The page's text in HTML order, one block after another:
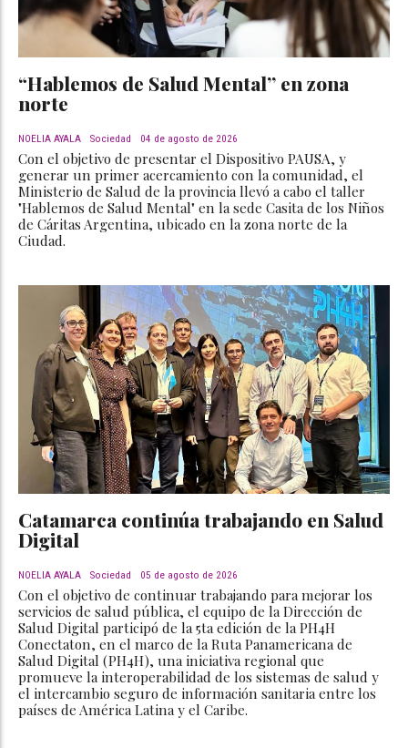
“Hablemos de Salud Mental” en zona
norte
NOELIA AYALA Sociedad 04 de agosto de 2026
Con el objetivo de presentar el Dispositivo PAUSA, y
generar un primer acercamiento con la comunidad, el
Ministerio de Salud de la provincia llevó a cabo el taller
"Hablemos de Salud Mental" en la sede Casita de los Niños
de Cáritas Argentina, ubicado en la zona norte de la
Ciudad.
Catamarca continúa trabajando en Salud
Digital
NOELIA AYALA Sociedad 05 de agosto de 2026
Con el objetivo de continuar trabajando para mejorar los
servicios de salud pública, el equipo de la Dirección de
Salud Digital participó de la 5ta edición de la PH4H
Conectaton, en el marco de la Ruta Panamericana de
Salud Digital (PH4H), una iniciativa regional que
promueve la interoperabilidad de los sistemas de salud y
el intercambio seguro de información sanitaria entre los
países de América Latina y el Caribe.